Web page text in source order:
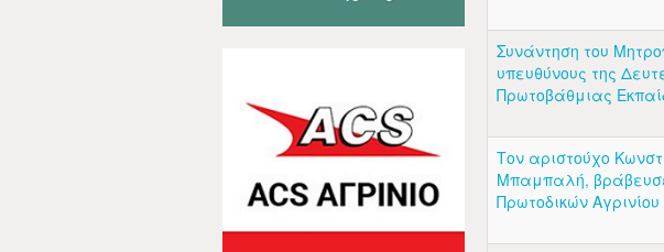
Συνάντηση του
υπευθύνους της
Πρωτοβάθμιας
Τον αριστούχο
Μπαμπαλή,
Πρωτοδικών Αγρινίου